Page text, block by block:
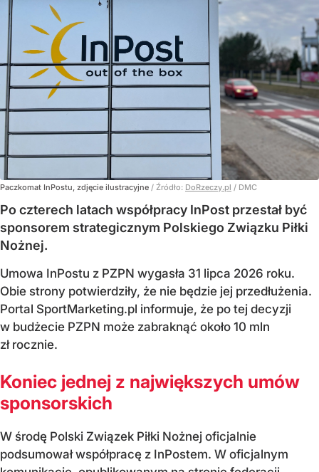
Paczkomat InPostu, zdjęcie ilustracyjne / Źródło: DoRzeczy.pl / DMC
Po czterech latach współpracy InPost przestał być
sponsorem strategicznym Polskiego Związku Piłki
Nożnej.
Umowa InPostu z PZPN wygasła 31 lipca 2026 roku.
Obie strony potwierdziły, że nie będzie jej przedłużenia.
Portal SportMarketing.pl informuje, że po tej decyzji
w budżecie PZPN może zabraknąć około 10 mln
zł rocznie.
Koniec jednej z największych umów
sponsorskich
W środę Polski Związek Piłki Nożnej oficjalnie
podsumował współpracę z InPostem. W oficjalnym